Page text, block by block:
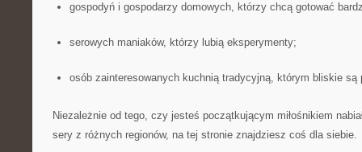
gospodyń i gospodarzy domowych, którzy chcą gotować
serowych maniaków, którzy lubią eksperymenty;
osób zainteresowanych kuchnią tradycyjną, którym bliskie są
Niezależnie od tego, czy jesteś początkującym miłośnikiem
sery z różnych regionów, na tej stronie znajdziesz coś dla siebie.